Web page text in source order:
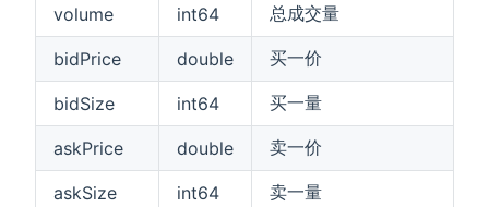
volume int64 总成交量
bidPrice double 买一价
bidSize int64 买一量
askPrice double 卖一价
askSize int64 卖一量